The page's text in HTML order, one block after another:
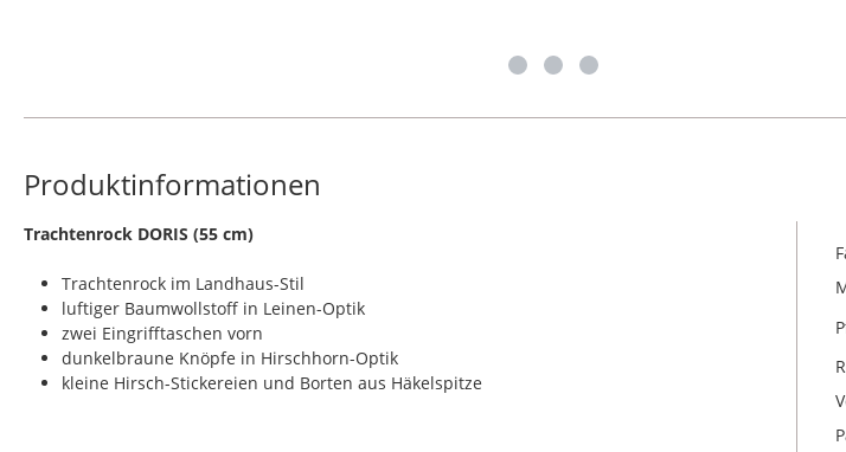
Produktinformationen
Trachtenrock DORIS (55 cm)
Trachtenrock im Landhaus-Stil
luftiger Baumwollstoff in Leinen-Optik
zwei Eingrifftaschen vorn
dunkelbraune Knöpfe in Hirschhorn-Optik
kleine Hirsch-Stickereien und Borten aus Häkelspitze